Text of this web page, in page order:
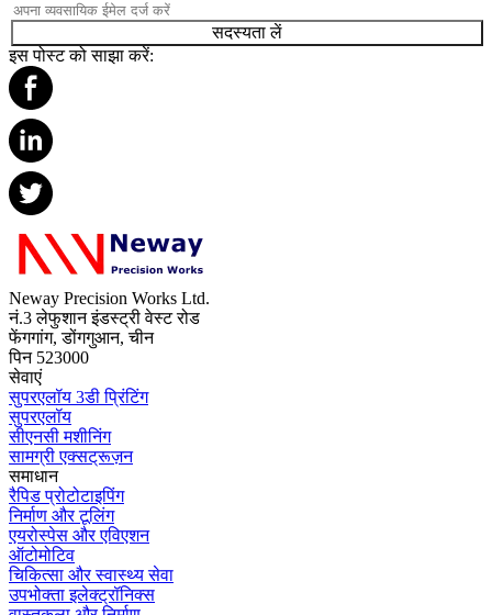
सदस्यता लें
इस पोस्ट को साझा करें:
Neway Precision Works Ltd.
नं.3 लेफुशान इंडस्ट्री वेस्ट रोड
फेंगगांग, डोंगगुआन, चीन
पिन 523000
सेवाएं
सुपरएलॉय 3डी प्रिंटिंग
सुपरएलॉय
सीएनसी मशीनिंग
सामग्री एक्सट्रूज़न
समाधान
रैपिड प्रोटोटाइपिंग
निर्माण और टूलिंग
एयरोस्पेस और एविएशन
ऑटोमोटिव
चिकित्सा और स्वास्थ्य सेवा
उपभोक्ता इलेक्ट्रॉनिक्स